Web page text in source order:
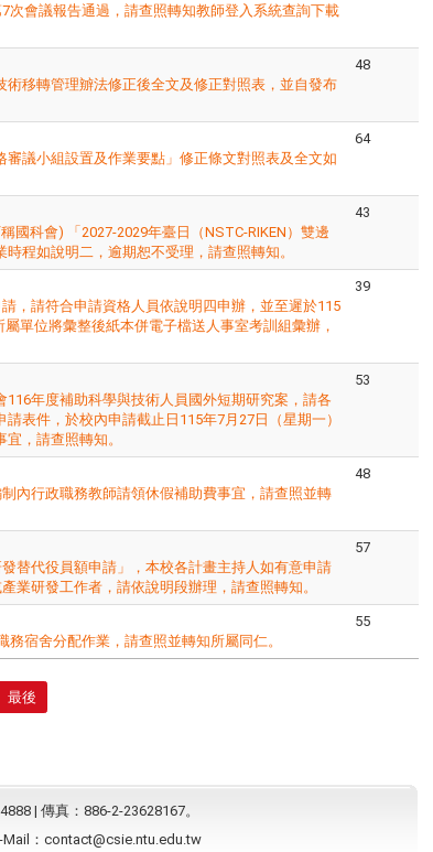
次會議報告通過，請查照轉知教師登入系統查詢下載
術移轉管理辧法修正後全文及修正對照表，並自發布
48
審議小組設置及作業要點」修正條文對照表及全文如
64
國科會) 「2027-2029年臺日（NSTC-RIKEN）雙邊
程如說明二，逾期恕不受理，請查照轉知。
43
，請符合申請資格人員依說明四申辦，並至遲於115
單位將彙整後紙本併電子檔送人事室考訓組彙辦，
39
116年度補助科學與技術人員國外短期研究案，請各
表件，於​校內申請截止日115年7月27日（星期一）
，請查照轉知。
53
內行政職務教師請領休假補助費事宜，請查照並轉
48
替代役員額申請」，本校各計畫主持人如有意申請
業研發工作者，請依說明段辦理，請查照轉知。
57
宿舍分配作業，請查照並轉知所屬同仁。
55
最後
| 傳真：886-2-23628167。
： contact@csie.ntu.edu.tw